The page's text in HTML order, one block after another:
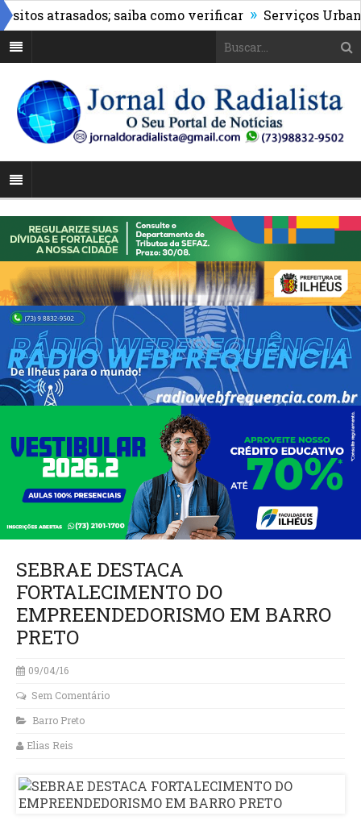
atrasados; saiba como verificar » Serviços Urbanos
SEBRAE DESTACA
FORTALECIMENTO DO
EMPREENDEDORISMO EM BARRO
PRETO
09/04/16
Sem Comentário
Barro Preto
Elias Reis